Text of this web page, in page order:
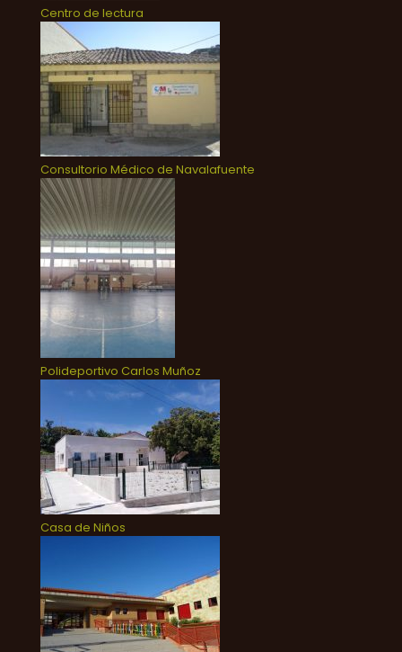
Centro de lectura
Consultorio Médico de Navalafuente
Polideportivo Carlos Muñoz
Casa de Niños